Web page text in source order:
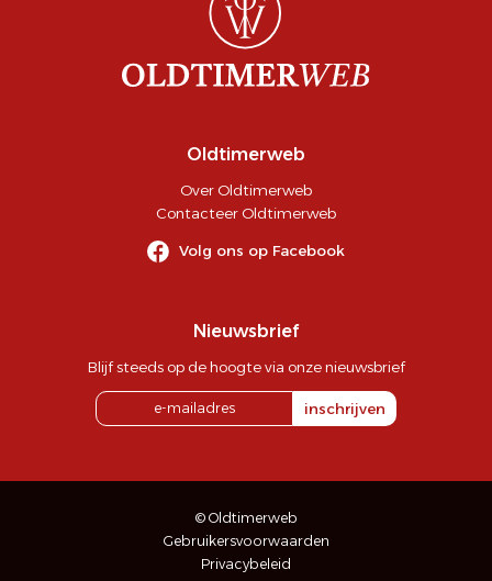
Oldtimerweb
Over Oldtimerweb
Contacteer Oldtimerweb
Volg ons op Facebook
Nieuwsbrief
Blijf steeds op de hoogte via onze nieuwsbrief
inschrijven
© Oldtimerweb
Gebruikersvoorwaarden
Privacybeleid